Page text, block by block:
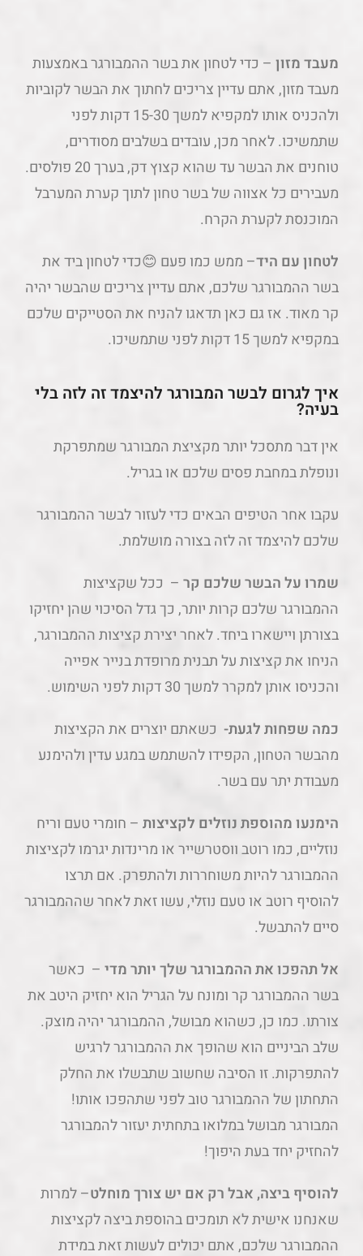
מעבד מזון – כדי לטחון את בשר ההמבורגר באמצעות
מעבד מזון, אתם עדיין צריכים לחתוך את הבשר לקוביות
ולהכניס אותו למקפיא למשך 15-30 דקות לפני
שתמשיכו. לאחר מכן, עובדים בשלבים מסודרים,
טוחנים את הבשר עד שהוא קצוץ דק, בערך 20 פולסים.
מעבירים כל אצווה של בשר טחון לתוך קערת המערבל
המוכנסת לקערת הקרח.
לטחוןעם היד– ממש כמו פעם 😊כדי לטחון ביד את
בשר ההמבורגר שלכם, אתם עדיין צריכים שהבשר יהיה
קר מאוד. אז גם כאן תדאגו להניח את הסטייקים שלכם
במקפיא למשך 15 דקות לפני שתמשיכו.
איך לגרום לבשר המבורגר להיצמד זה לזה בלי
בעיה?
אין דבר מתסכל יותר מקציצת המבורגר שמתפרקת
ונופלת במחבת פסים שלכם או בגריל.
עקבו אחר הטיפים הבאים כדי לעזור לבשר ההמבורגר
שלכם להיצמד זה לזה בצורה מושלמת.
שמרו על הבשר שלכם קר – ככל שקציצות
ההמבורגר שלכם קרות יותר, כך גדל הסיכוי שהן יחזיקו
בצורתן ויישארו ביחד. לאחר יצירת קציצות ההמבורגר,
הניחו את קציצות על תבנית מרופדת בנייר אפייה
והכניסו אותן למקרר למשך 30 דקות לפני השימוש.
כמה שפחות לגעת- כשאתם יוצרים את הקציצות
מהבשר הטחון, הקפידו להשתמש במגע עדין ולהימנע
מעבודת יתר עם בשר.
הימנעו מהוספת נוזלים לקציצות – חומרי טעם וריח
נוזליים, כמו רוטב ווסטרשייר או מרינדות יגרמו לקציצות
ההמבורגר להיות משוחררות ולהתפרק. אם תרצו
להוסיף רוטב או טעם נוזלי, עשו זאת לאחר שההמבורגר
סיים להתבשל.
אל תהפכו את ההמבורגר שלך יותר מדי – כאשר
בשר ההמבורגר קר ומונח על הגריל הוא יחזיק היטב את
צורתו. כמו כן, כשהוא מבושל, ההמבורגר יהיה מוצק.
שלב הביניים הוא שהופך את ההמבורגר לרגיש
להתפרקות. זו הסיבה שחשוב שתבשלו את החלק
התחתון של ההמבורגר טוב לפני שתהפכו אותו!
המבורגר מבושל במלואו בתחתית יעזור להמבורגר
להחזיק יחד בעת היפוך!
להוסיף ביצה, אבל רק אם יש צורך מוחלט– למרות
שאנחנו אישית לא תומכים בהוספת ביצה לקציצות
ההמבורגר שלכם, אתם יכולים לעשות זאת במידת